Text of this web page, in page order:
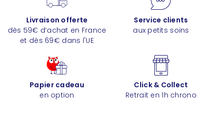
Livraison offerte
dès 59€ d’achat en France
et dès 69€ dans l'UE
Service clients
aux petits soins
Papier cadeau
en option
Click & Collect
Retrait en 1h chrono